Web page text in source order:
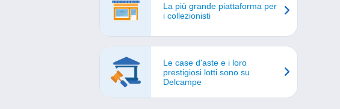
La più grande piattaforma per
i collezionisti
Le case d'aste e i loro
prestigiosi lotti sono su
Delcampe